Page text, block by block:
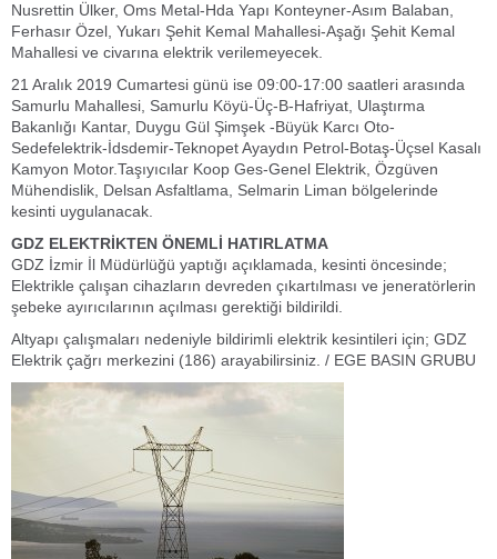
Nusrettin Ülker, Oms Metal-Hda Yapı Konteyner-Asım Balaban,
Ferhasır Özel, Yukarı Şehit Kemal Mahallesi-Aşağı Şehit Kemal
Mahallesi ve civarına elektrik verilemeyecek.
21 Aralık 2019 Cumartesi günü ise 09:00-17:00 saatleri arasında
Samurlu Mahallesi, Samurlu Köyü-Üç-B-Hafriyat, Ulaştırma
Bakanlığı Kantar, Duygu Gül Şimşek -Büyük Karcı Oto-
Sedefelektrik-İdsdemir-Teknopet Ayaydın Petrol-Botaş-Üçsel Kasalı
Kamyon Motor.Taşıyıcılar Koop Ges-Genel Elektrik, Özgüven
Mühendislik, Delsan Asfaltlama, Selmarin Liman bölgelerinde
kesinti uygulanacak.
GDZ ELEKTRİKTEN ÖNEMLİ HATIRLATMA
GDZ İzmir İl Müdürlüğü yaptığı açıklamada, kesinti öncesinde;
Elektrikle çalışan cihazların devreden çıkartılması ve jeneratörlerin
şebeke ayırıcılarının açılması gerektiği bildirildi.
Altyapı çalışmaları nedeniyle bildirimli elektrik kesintileri için; GDZ
Elektrik çağrı merkezini (186) arayabilirsiniz. / EGE BASIN GRUBU